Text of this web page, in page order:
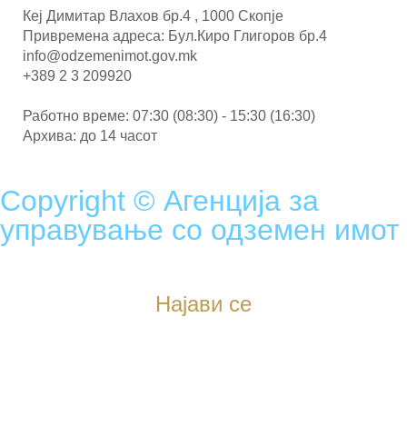
Кеј Димитар Влахов бр.4 , 1000 Скопје
Привремена адреса: Бул.Киро Глигоров бр.4
info@odzemenimot.gov.mk
+389 2 3 209920
Работно време: 07:30 (08:30) - 15:30 (16:30)
Архива: до 14 часот
Copyright © Агенција за
управување со одземен имот
Најави се